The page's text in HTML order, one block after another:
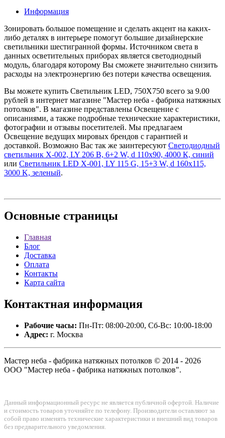
Информация
Зонировать большое помещение и сделать акцент на каких-
либо деталях в интерьере помогут большие дизайнерские
светильники шестигранной формы. Источником света в
данных осветительных приборах является светодиодный
модуль, благодаря которому Вы сможете значительно снизить
расходы на электроэнергию без потери качества освещения.
Вы можете купить Светильник LED, 750Х750 всего за 9.00
рублей в интернет магазине "Мастер неба - фабрика натяжных
потолков". В магазине представлены Освещение с
описаниями, а также подробные технические характеристики,
фотографии и отзывы посетителей. Мы предлагаем
Освещение ведущих мировых брендов с гарантией и
доставкой. Возможно Вас так же заинтересуют Светодиодный
светильник X-002, LY 206 B, 6+2 W, d 110х90, 4000 К, синий
или Светильник LED X-001, LY 115 G, 15+3 W, d 160х115,
3000 K, зеленый.
Основные страницы
Главная
Блог
Доставка
Оплата
Контакты
Карта сайта
Контактная информация
Рабочие часы: Пн-Пт: 08:00-20:00, Сб-Вс: 10:00-18:00
Адрес: г. Москва
Мастер неба - фабрика натяжных потолков © 2014 - 2026
ООО "Мастер неба - фабрика натяжных потолков".
Данный информационный ресурс не является публичной офертой. Наличие
и стоимость товаров уточняйте по телефону. Производители оставляют за
собой право изменять технические характеристики и внешний вид товаров
без предварительного уведомления.